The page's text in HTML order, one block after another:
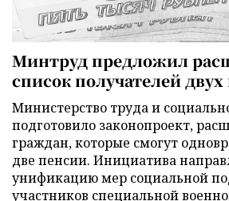
Минтруд предложил
список получателей
Министерство труда и
подготовило законопроект,
граждан, которые смогут
две пенсии. Инициатива
унификацию мер социальной
участников специальной